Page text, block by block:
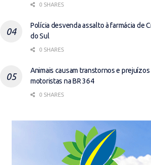
0 SHARES
Polícia desvenda assalto à farmácia de
do Sul
0 SHARES
Animais causam transtornos e prejuízos
motoristas na BR 364
0 SHARES